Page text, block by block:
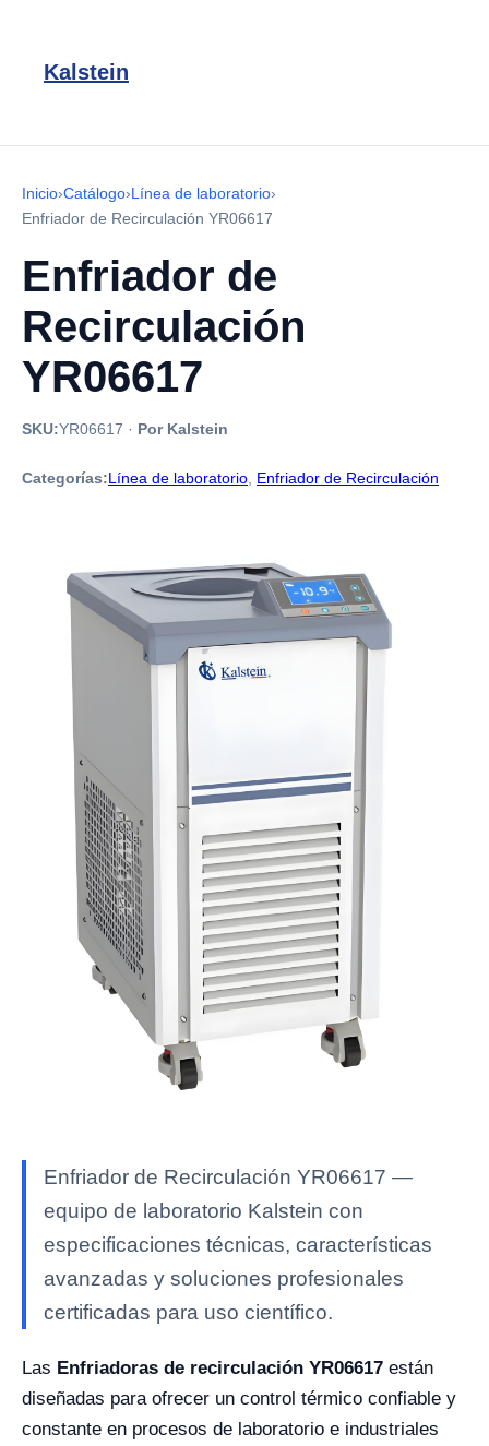
Kalstein
Inicio›Catálogo›Línea de laboratorio›
Enfriador de Recirculación YR06617
Enfriador de
Recirculación
YR06617
SKU:YR06617 · Por Kalstein
Categorías:Línea de laboratorio Enfriador de Recirculación
Enfriador de Recirculación YR06617 —
equipo de laboratorio Kalstein con
especificaciones técnicas, características
avanzadas y soluciones profesionales
certificadas para uso científico.
Las Enfriadoras de recirculación YR06617 están
diseñadas para ofrecer un control térmico confiable y
constante en procesos de laboratorio e industriales